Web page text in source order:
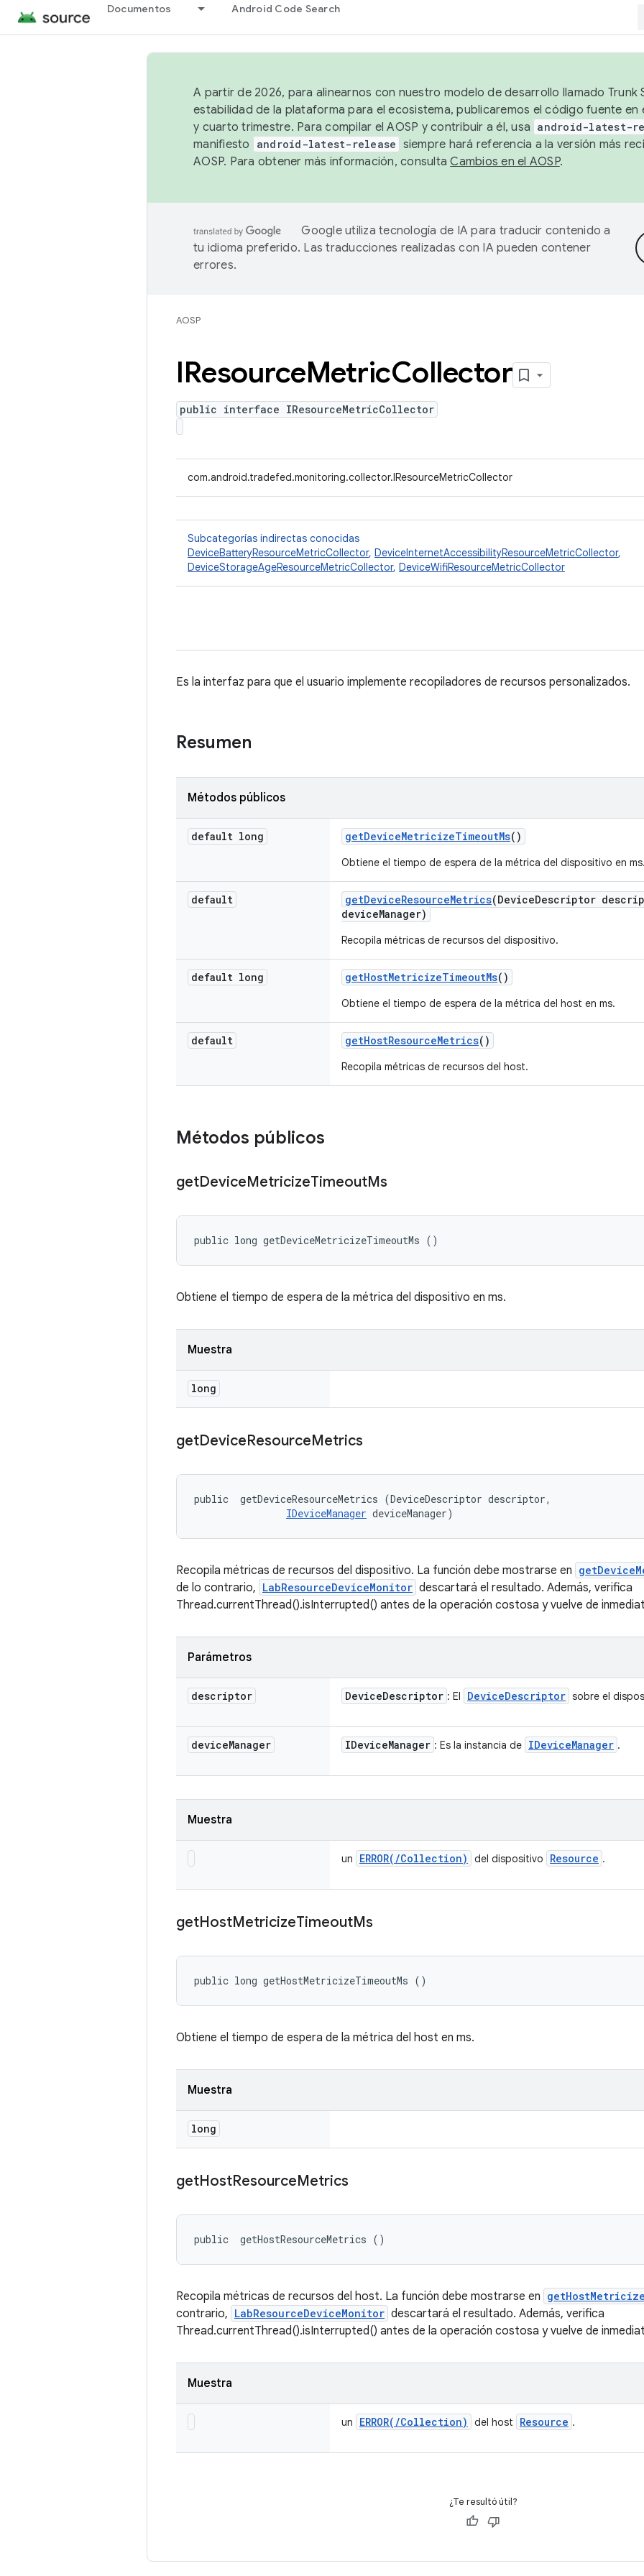
Documentos Android Code Search
A partir de 2026, para alinearnos con nuestro modelo de desarrollo llamado Trunk
estabilidad de la plataforma para el ecosistema, publicaremos el código fuente en
y cuarto trimestre. Para compilar el AOSP y contribuir a él, usa android-latest-
manifiesto
android-latest-release siempre hará referencia a la versión más
AOSP. Para obtener más información, consultaCambios en el AOSP.
Google utiliza tecnología de IA para traducir contenido a
tu idioma preferido. Las traducciones realizadas con IA pueden contener
errores.
AOSP
IResourceMetricCollector
public interface IResourceMetricCollector
com.android.tradefed.monitoring.collector.IResourceMetricCollector
Subcategorías indirectas conocidas
DeviceBatteryResourceMetricCollector, DeviceInternetAccessibilityResourceMetricCollector,
DeviceStorageAgeResourceMetricCollector, DeviceWifiResourceMetricCollector
Es la interfaz para que el usuario implemente recopiladores de recursos personalizados.
Resumen
Métodos públicos
default long getDeviceMetricizeTimeoutMs()
Obtiene el tiempo de espera de la métrica del dispositivo en ms.
default getDeviceResourceMetrics(DeviceDescriptor
deviceManager)
Recopila métricas de recursos del dispositivo.
default long getHostMetricizeTimeoutMs()
Obtiene el tiempo de espera de la métrica del host en ms.
default getHostResourceMetrics()
Recopila métricas de recursos del host.
Métodos públicos
getDeviceMetricizeTimeoutMs
public long getDeviceMetricizeTimeoutMs ()
Obtiene el tiempo de espera de la métrica del dispositivo en ms.
Muestra
long
getDeviceResourceMetrics
public
getDeviceResourceMetrics (DeviceDescriptor descriptor,
IDeviceManager deviceManager)
Recopila métricas de recursos del dispositivo. La función debe mostrarse en
de lo contrario, LabResourceDeviceMonitor descartará el resultado. Además, verifica
Thread.currentThread().isInterrupted() antes de la operación costosa y vuelve de
Parámetros
descriptor DeviceDescriptor : El DeviceDescriptor sobre el
deviceManager IDeviceManager : Es la instancia de IDeviceManager .
Muestra
un ERROR( /Collection) del dispositivo Resource .
getHostMetricizeTimeoutMs
public long getHostMetricizeTimeoutMs ()
Obtiene el tiempo de espera de la métrica del host en ms.
Muestra
long
getHostResourceMetrics
public getHostResourceMetrics ()
Recopila métricas de recursos del host. La función debe mostrarse en
contrario, LabResourceDeviceMonitor descartará el resultado. Además, verifica
Thread.currentThread().isInterrupted() antes de la operación costosa y vuelve de
Muestra
un ERROR( /Collection) del host Resource .
¿Te resultó útil?